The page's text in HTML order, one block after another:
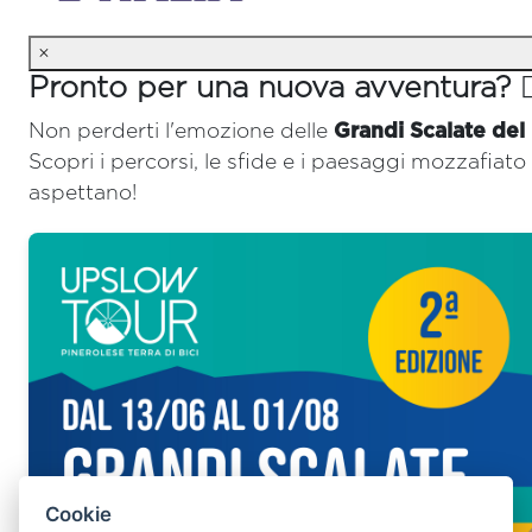
Cookie
×
Pronto per una nuova avventura?
Non perderti l'emozione delle Grandi Scalate
Scopri i percorsi, le sfide e i paesaggi mozzafiato
aspettano!